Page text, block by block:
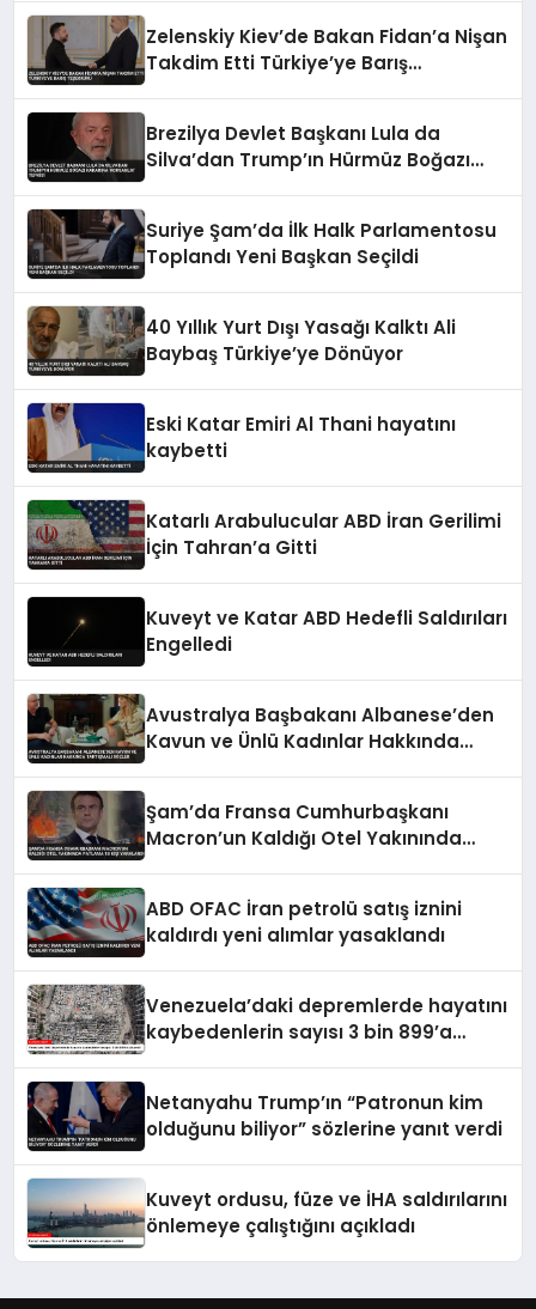
Zelenskiy Kiev’de Bakan Fidan’a Nişan
Takdim Etti Türkiye’ye Barış
Brezilya Devlet Başkanı Lula da
Silva’dan Trump’ın Hürmüz Boğazı
Suriye Şam’da İlk Halk Parlamentosu
Toplandı Yeni Başkan Seçildi
40 Yıllık Yurt Dışı Yasağı Kalktı Ali
Baybaş Türkiye’ye Dönüyor
Eski Katar Emiri Al Thani hayatını
kaybetti
Katarlı Arabulucular ABD İran Gerilimi
İçin Tahran’a Gitti
Kuveyt ve Katar ABD Hedefli Saldırıları
Engelledi
Avustralya Başbakanı Albanese’den
Kavun ve Ünlü Kadınlar Hakkında
Şam’da Fransa Cumhurbaşkanı
Macron’un Kaldığı Otel Yakınında
ABD OFAC İran petrolü satış iznini
kaldırdı yeni alımlar yasaklandı
Venezuela’daki depremlerde hayatını
kaybedenlerin sayısı 3 bin 899’a
Netanyahu Trump’ın “Patronun kim
olduğunu biliyor” sözlerine yanıt verdi
Kuveyt ordusu, füze ve İHA saldırılarını
önlemeye çalıştığını açıkladı